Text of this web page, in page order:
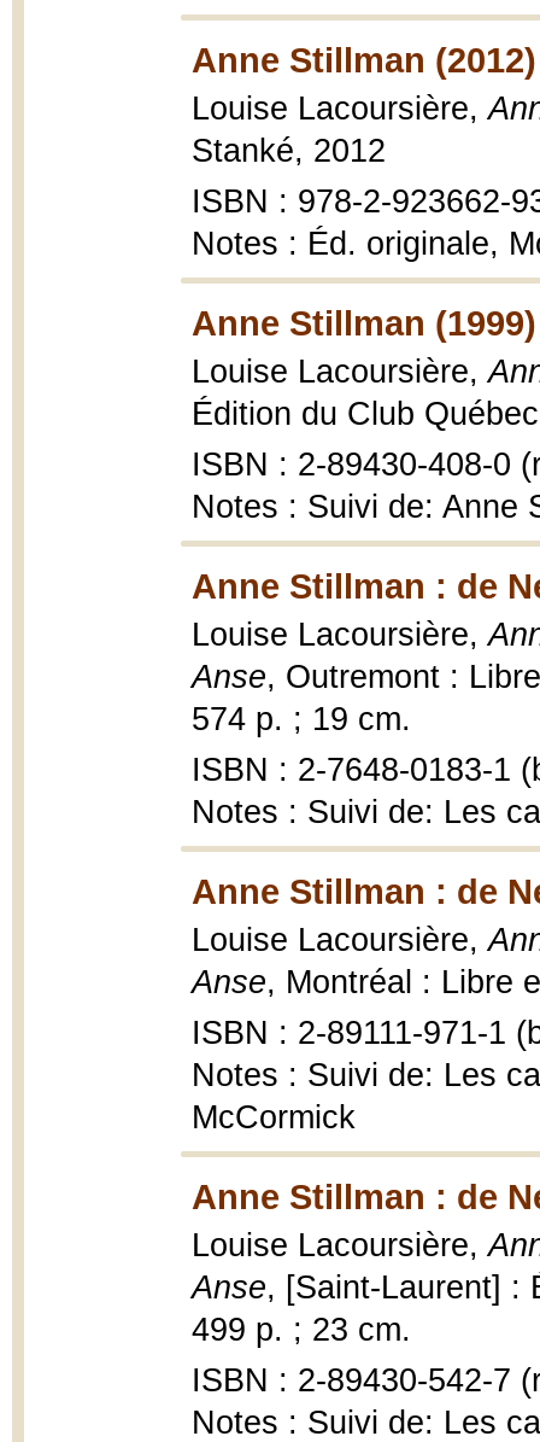
Anne Stillman (2012)
Louise Lacoursière,
Stanké, 2012
ISBN : 978-2-923662-
Notes : Éd. originale,
Anne Stillman (1999)
Louise Lacoursière,
Édition du Club
ISBN : 2-89430-408-0
Notes : Suivi de: Anne
Anne Stillman : de
Louise Lacoursière,
Anse, Outremont :
574 p. ; 19 cm.
ISBN : 2-7648-0183-1
Notes : Suivi de: Les
Anne Stillman : de
Louise Lacoursière,
Anse, Montréal : Libre
ISBN : 2-89111-971-1
Notes : Suivi de: Les
McCormick
Anne Stillman : de
Louise Lacoursière,
Anse, [Saint-Laurent] :
499 p. ; 23 cm.
ISBN : 2-89430-542-7
Notes : Suivi de: Les